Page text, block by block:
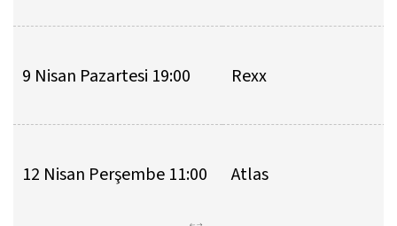
9 Nisan Pazartesi 19:00 Rexx
12 Nisan Perşembe 11:00 Atlas